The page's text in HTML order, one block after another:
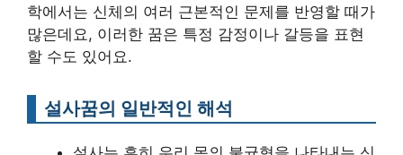
학에서는 신체의 여러 근본적인 문제를 반영할 때가
많은데요, 이러한 꿈은 특정 감정이나 갈등을 표현
할 수도 있어요.
설사꿈의 일반적인 해석